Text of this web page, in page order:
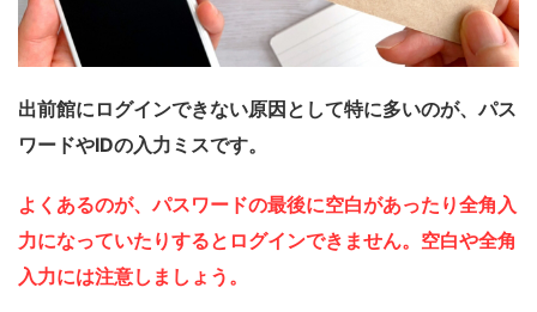
出前館にログインできない原因として特に多いのが、パス
ワードやIDの入力ミスです。
よくあるのが、パスワードの最後に空白があったり全角入
力になっていたりするとログインできません。空白や全角
入力には注意しましょう。